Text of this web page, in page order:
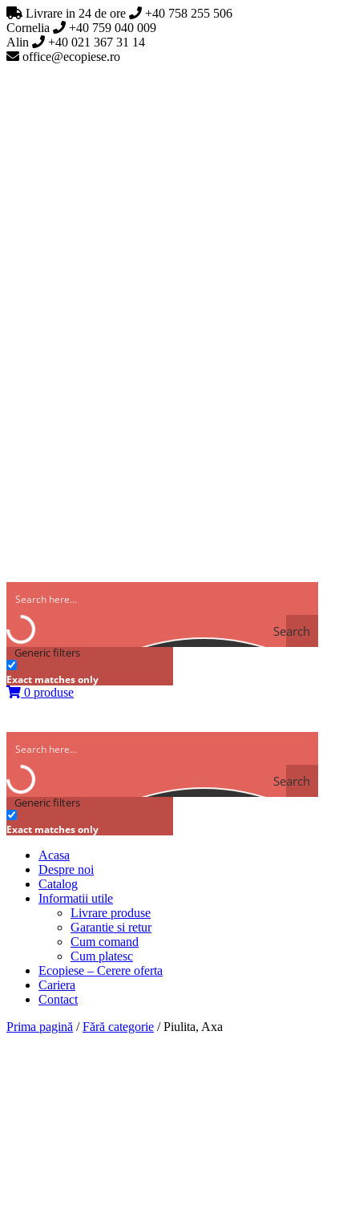
Livrare in 24 de ore
+40 758 255 506
Cornelia
+40 759 040 009
Alin
+40 021 367 31 14
office@ecopiese.ro
Search
Generic filters
Exact matches only
0 produse
Search
Generic filters
Exact matches only
Acasa
Despre noi
Catalog
Informatii utile
Livrare produse
Garantie si retur
Cum comand
Cum platesc
Ecopiese – Cerere oferta
Cariera
Contact
Prima pagină /Fără categorie / Piulita, Axa